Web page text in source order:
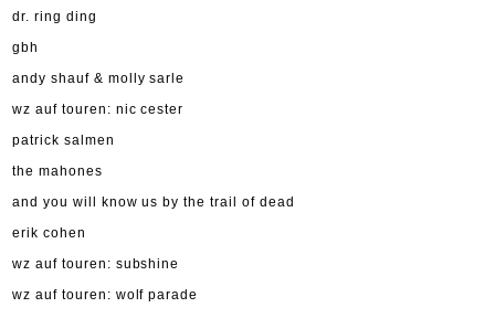
dr. ring ding
gbh
andy shauf & molly sarle
wz auf touren: nic cester
patrick salmen
the mahones
and you will know us by the trail of dead
erik cohen
wz auf touren: subshine
wz auf touren: wolf parade